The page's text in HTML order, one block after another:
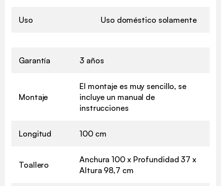
Uso Uso doméstico solamente
Garantía 3 años
Montaje
El montaje es muy sencillo, se
incluye un manual de
instrucciones
Longitud 100 cm
Toallero
Anchura 100 x Profundidad 37 x
Altura 98,7 cm